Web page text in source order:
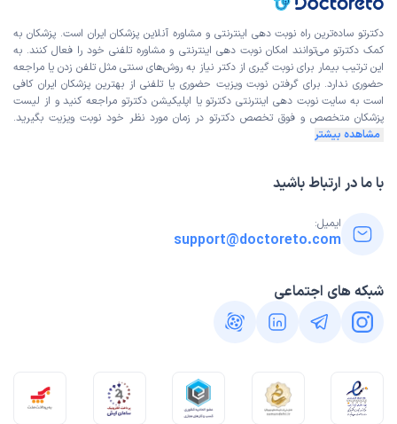
دکترتو ساده‌ترین راه نوبت‌ دهی اینترنتی و مشاوره آنلاین پزشکان ایران است. پزشکان به
کمک دکترتو می‌توانند امکان نوبت دهی اینترنتی و مشاوره تلفنی خود را فعال کنند. به
این ترتیب بیمار برای نوبت گیری از دکتر نیاز به روش‌های سنتی مثل تلفن زدن یا مراجعه
حضوری ندارد. برای گرفتن نوبت ویزیت حضوری یا تلفنی از بهترین پزشکان ایران کافی
است به سایت نوبت دهی اینترنتی دکترتو یا اپلیکیشن دکترتو مراجعه کنید و از لیست
پزشکان متخصص و فوق تخصص دکترتو در زمان مورد نظر خود نوبت ویزیت بگیرید.
مشاهده بیشتر
با ما در ارتباط باشید
ایمیل:
support@doctoreto.com
شبکه های اجتماعی